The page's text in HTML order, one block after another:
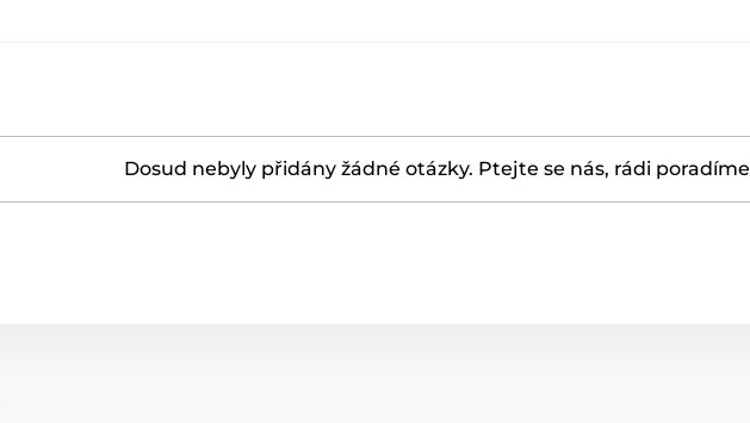
Dosud nebyly přidány žádné otázky. Ptejte se nás, rádi poradíme